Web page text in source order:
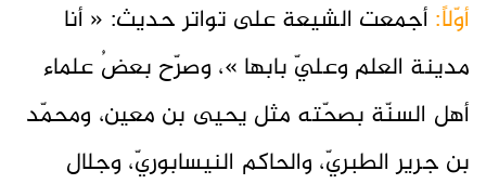
أوّلاً: أجمعت الشيعة على تواتر حديث: « أنا
مدينة العلم وعليّ بابها »، وصرّح بعضُ علماء
أهل السنّة بصحّته مثل يحيى بن معين، ومحمّد
بن جرير الطبريّ، والحاكم النيسابوريّ، وجلال